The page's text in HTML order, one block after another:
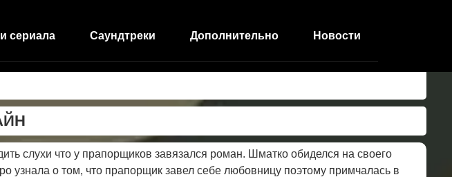
сериала Саундтреки Дополнительно Новости
слухи что у прапорщиков завязался роман. Шматко обиделся на своего
узнала о том, что прапорщик завел себе любовницу поэтому примчалась в